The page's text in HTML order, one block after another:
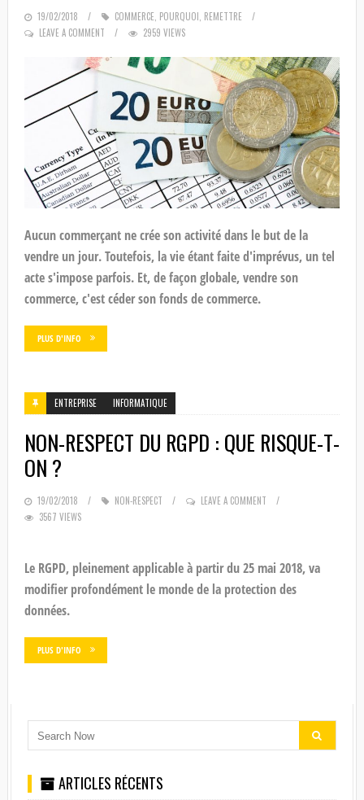
POSTED
ON
19/02/2018 COMMERCE POURQUOI REMETTRE
LEAVE A COMMENT
2959 VIEWS
Aucun commerçant ne crée son activité dans le but de la
vendre un jour. Toutefois, la vie étant faite d'imprévus, un tel
acte s'impose parfois. Et, de façon globale, vendre son
commerce, c'est céder son fonds de commerce.
PLUS D'INFO
ENTREPRISE INFORMATIQUE
NON-RESPECT DU RGPD : QUE RISQUE-T-
ON ?
POSTED
ON
19/02/2018 NON-RESPECT
LEAVE A COMMENT
3567 VIEWS
Le RGPD, pleinement applicable à partir du 25 mai 2018, va
modifier profondément le monde de la protection des
données.
PLUS D'INFO
ARTICLES RÉCENTS